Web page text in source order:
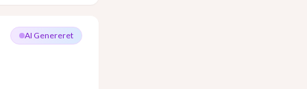
AI Genereret